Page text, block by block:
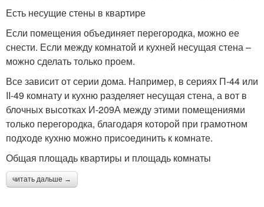
Есть несущие стены в квартире
Если помещения объединяет перегородка, можно ее
снести. Если между комнатой и кухней несущая стена –
можно сделать только проем.
Все зависит от серии дома. Например, в сериях П-44 или
II-49 комнату и кухню разделяет несущая стена, а вот в
блочных высотках И-209А между этими помещениями
только перегородка, благодаря которой при грамотном
подходе кухню можно присоединить к комнате.
Общая площадь квартиры и площадь комнаты
читать дальше →